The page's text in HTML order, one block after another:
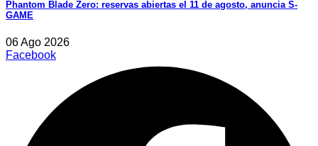
Phantom Blade Zero: reservas abiertas el 11 de agosto, anuncia S-
GAME
06 Ago 2026
Facebook